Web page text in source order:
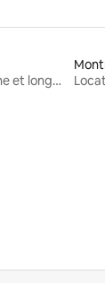
Locations moyenne et longue durée